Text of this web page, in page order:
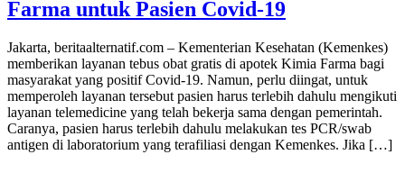
Farma untuk Pasien Covid-19
Jakarta, beritaalternatif.com – Kementerian Kesehatan (Kemenkes)
memberikan layanan tebus obat gratis di apotek Kimia Farma bagi
masyarakat yang positif Covid-19. Namun, perlu diingat, untuk
memperoleh layanan tersebut pasien harus terlebih dahulu mengikuti
layanan telemedicine yang telah bekerja sama dengan pemerintah.
Caranya, pasien harus terlebih dahulu melakukan tes PCR/swab
antigen di laboratorium yang terafiliasi dengan Kemenkes. Jika […]